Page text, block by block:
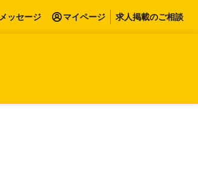
メッセージ マイページ 求人掲載のご相談